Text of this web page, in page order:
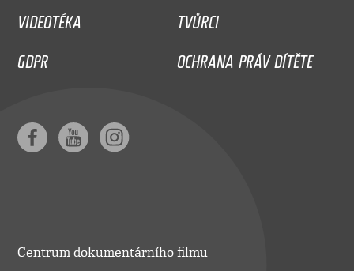
VIDEOTÉKA
TVŮRCI
GDPR
OCHRANA PRÁV DÍTĚTE
Centrum dokumentárního filmu